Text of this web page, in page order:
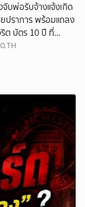
บพ่อรับจ้างแจ้งเกิด
ปราการ พร้อมแถลง
ต บัตร 10 ปี ที่